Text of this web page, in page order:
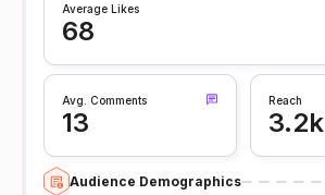
Average Likes
68
Avg. Comments
13
Reach
3.2k
Audience Demographics